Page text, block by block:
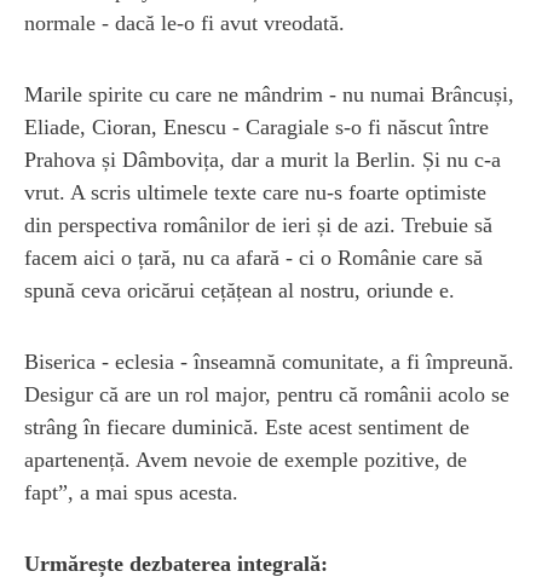
normale - dacă le-o fi avut vreodată.
Marile spirite cu care ne mândrim - nu numai Brâncuși,
Eliade, Cioran, Enescu - Caragiale s-o fi născut între
Prahova și Dâmbovița, dar a murit la Berlin. Și nu c-a
vrut. A scris ultimele texte care nu-s foarte optimiste
din perspectiva românilor de ieri și de azi. Trebuie să
facem aici o țară, nu ca afară - ci o Românie care să
spună ceva oricărui cețățean al nostru, oriunde e.
Biserica - eclesia - înseamnă comunitate, a fi împreună.
Desigur că are un rol major, pentru că românii acolo se
strâng în fiecare duminică. Este acest sentiment de
apartenență. Avem nevoie de exemple pozitive, de
fapt”, a mai spus acesta.
Urmărește dezbaterea integrală: